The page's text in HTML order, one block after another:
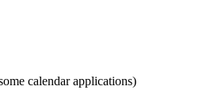
calendar applications)